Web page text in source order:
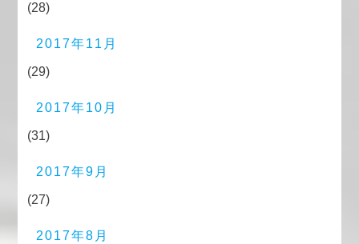
(28)
2017年11月
(29)
2017年10月
(31)
2017年9月
(27)
2017年8月